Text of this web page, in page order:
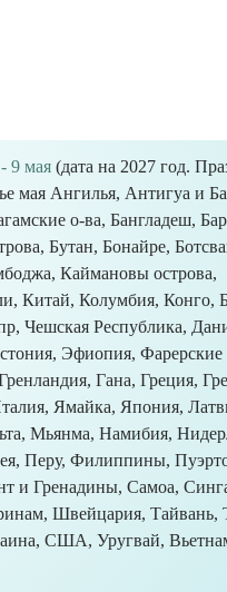
9 мая (дата на 2027 год.
мая Ангилья, Антигуа и
о-ва, Бангладеш,
Бутан, Бонайре,
Каймановы острова,
Китай, Колумбия, Конго,
Чешская Республика,
Эфиопия, Фарерские
Гана, Греция,
Ямайка, Япония,
Мьянма, Намибия,
Перу, Филиппины,
и Гренадины, Самоа,
Швейцария, Тайвань,
США, Уругвай,